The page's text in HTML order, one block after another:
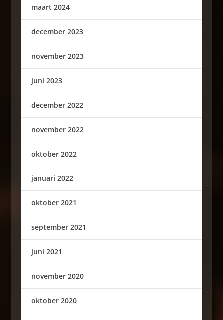
maart 2024
december 2023
november 2023
juni 2023
december 2022
november 2022
oktober 2022
januari 2022
oktober 2021
september 2021
juni 2021
november 2020
oktober 2020